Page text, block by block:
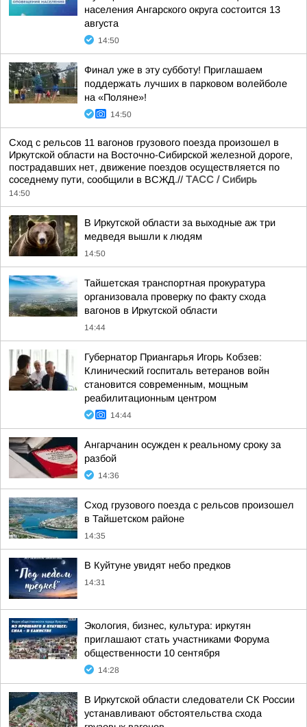
населения Ангарского округа состоится 13
августа
14:50
Финал уже в эту субботу! Приглашаем
поддержать лучших в парковом волейболе
на «Поляне»!
14:50
Сход с рельсов 11 вагонов грузового поезда произошел в
Иркутской области на Восточно-Сибирской железной дороге,
пострадавших нет, движение поездов осуществляется по
соседнему пути, сообщили в ВСЖД.// ТАСС / Сибирь
14:50
В Иркутской области за выходные аж три
медведя вышли к людям
14:50
Тайшетская транспортная прокуратура
организовала проверку по факту схода
вагонов в Иркутской области
14:44
Губернатор Приангарья Игорь Кобзев:
Клинический госпиталь ветеранов войн
становится современным, мощным
реабилитационным центром
14:44
Ангарчанин осужден к реальному сроку за
разбой
14:36
Сход грузового поезда с рельсов произошел
в Тайшетском районе
14:35
В Куйтуне увидят небо предков
14:31
Экология, бизнес, культура: иркутян
приглашают стать участниками Форума
общественности 10 сентября
14:28
В Иркутской области следователи СК России
устанавливают обстоятельства схода